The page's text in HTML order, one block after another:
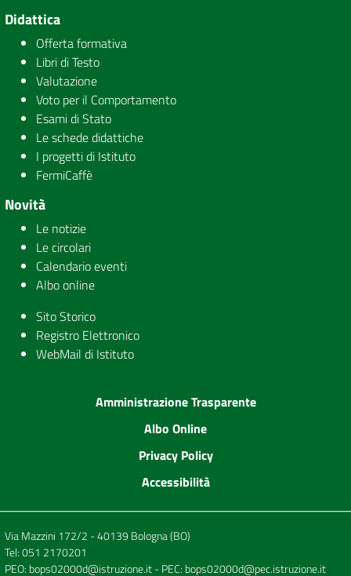
Didattica
Offerta formativa
Libri di Testo
Valutazione
Voto per il Comportamento
Esami di Stato
Le schede didattiche
I progetti di Istituto
FermiCaffè
Novità
Le notizie
Le circolari
Calendario eventi
Albo online
Sito Storico
Registro Elettronico
WebMail di Istituto
Amministrazione Trasparente
Albo Online
Privacy Policy
Accessibilità
Via Mazzini 172/2 - 40139 Bologna (BO)
Tel:051 2170201
PEO: bops02000d@istruzione.it- PEC: bops02000d@pec.istruzione.it